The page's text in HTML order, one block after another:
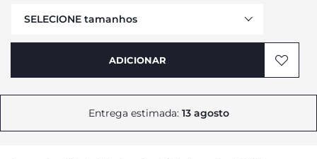
SELECIONE tamanhos
AVISAR DA DISPONIBILIDADE
AVISAR DA DISPONIBILIDADE
AVISAR DA DISPONIBILIDADE
ADICIONAR
Entrega estimada: 13 agosto